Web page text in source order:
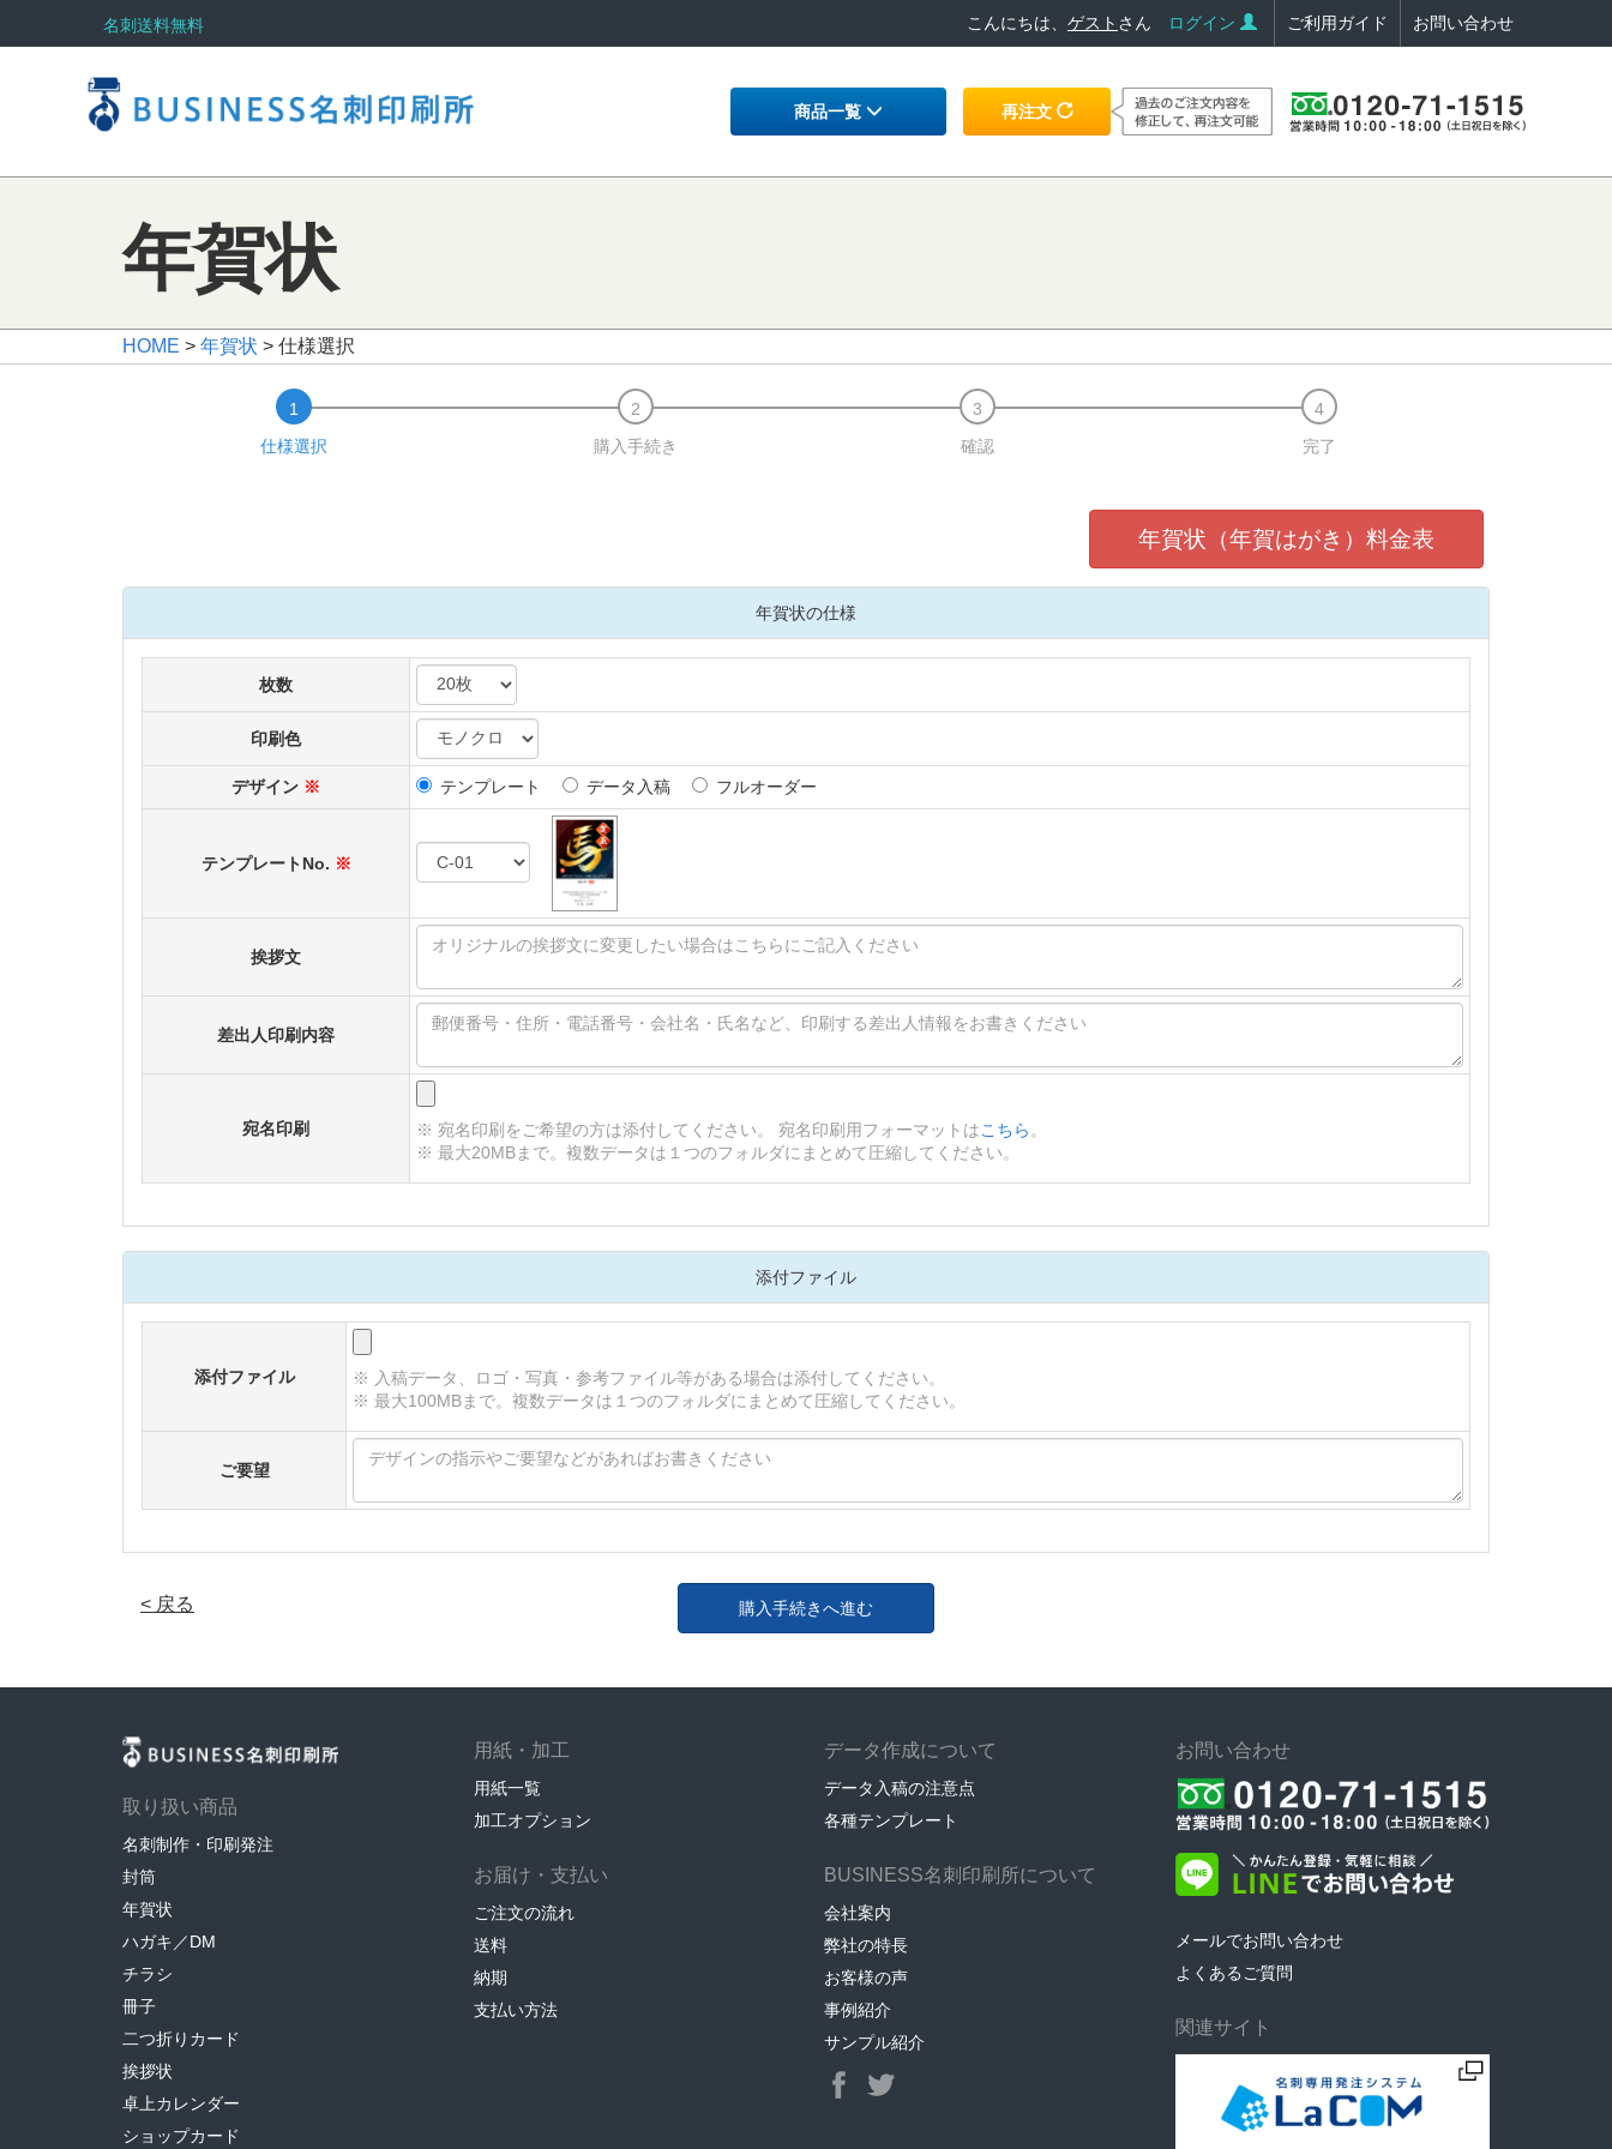
名刺送料無料 こんにちは、 ゲスト さん ログイン ご利用ガイド お問い合わせ
商品一覧 再注文
年賀状
HOME > 年賀状 > 仕様選択
仕様選択 購入手続き 確認 完了
年賀状（年賀はがき）料金表
年賀状の仕様
枚数
印刷色
デザイン ※ テンプレート データ入稿 フルオーダー
テンプレートNo. ※
挨拶文
差出人印刷内容
宛名印刷 ※ 宛名印刷をご希望の方は添付してください。 宛名印刷用フォーマットはこちら 。
※ 最大20MBまで。複数データは１つのフォルダにまとめて圧縮してください。
添付ファイル
添付ファイル
※ 入稿データ、ロゴ・写真・参考ファイル等がある場合は添付してください。
※ 最大100MBまで。複数データは１つのフォルダにまとめて圧縮してください。
ご要望
購入手続きへ進む
< 戻る
取り扱い商品
名刺制作・印刷発注
封筒
年賀状
ハガキ／DM
チラシ
冊子
二つ折りカード
挨拶状
卓上カレンダー
ショップカード
用紙・加工
用紙一覧
加工オプション
お届け・支払い
ご注文の流れ
送料
納期
支払い方法
データ作成について
データ入稿の注意点
各種テンプレート
BUSINESS名刺印刷所について
会社案内
弊社の特長
お客様の声
事例紹介
サンプル紹介
お問い合わせ
メールでお問い合わせ
よくあるご質問
関連サイト